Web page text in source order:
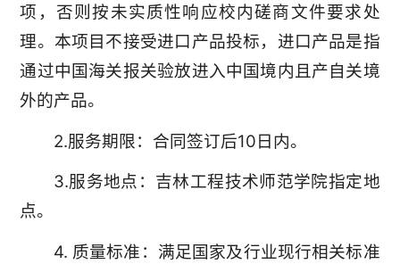
项，否则按未实质性响应校内磋商文件要求处
理。本项目不接受进口产品投标，进口产品是指
通过中国海关报关验放进入中国境内且产自关境
外的产品。
2.服务期限：合同签订后10日内。
3.服务地点：吉林工程技术师范学院指定地
点。
4. 质量标准：满足国家及行业现行相关标准